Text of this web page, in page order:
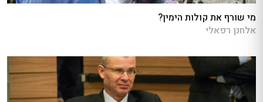
מי שורף את קולות הימין?
אלחנן רפאלי